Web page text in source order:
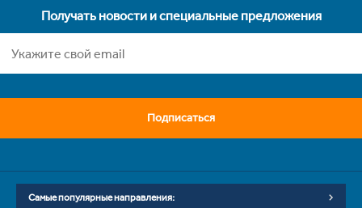
Получать новости и специальные предложения
Подписаться
Самые популярные направления: